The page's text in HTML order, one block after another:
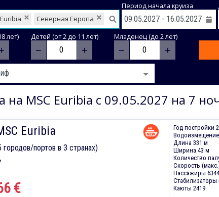
Северная Европа
Период начала круиза
лет) Детей (от 2 до 11 лет)
− +
Младенец (до 2 лет)
− +
на MSC Euribia с 09.05.2027 на 7
Euribia
городов/портов в 3 странах)
€
Год постройки
Водоизмещение
Длина 331 м
Ширина 43 м
Количество
Скорость
Пассажиры 6344
Стабилизаторы
Каюты 2419